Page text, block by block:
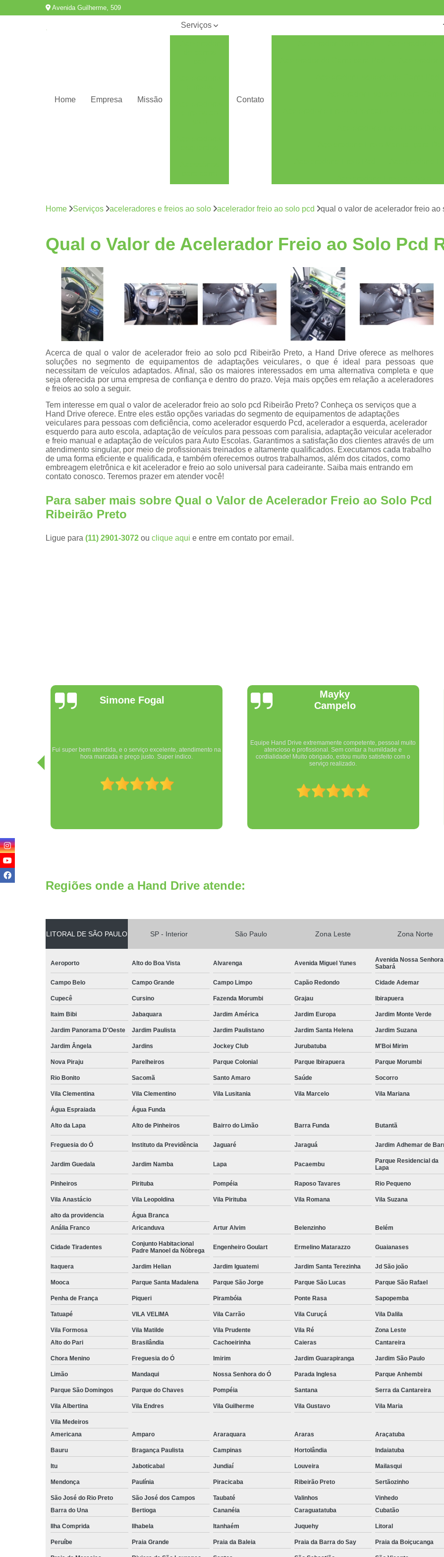
Avenida Guilherme, 509
Home Empresa Missão
Serviços
pcd
de veículos
Bancos
ré pcd
Centrais de
multimídia
Central
multimídias
Comprar kit
aceleradores
e freios
manuais
Embreagens
eletrônicas
e freios
subida de
Contato
Acelerador e Freio Manual Solo
Acelerador a Esquerda
Acelerador a
Acelerador Esquerdo para Auto Escola
Acelerador Esquerdo Pcd
Acelerador Lado Esquerdo Adaptação
Acelerador Pedal Lado
Acessórios em Automotivos Pcd
Acessórios para Automotivos
Adaptação de Veículo para Cadeirante
Adaptação de Veículos Cadeirantes
Adaptação de Veículos para Cadeirantes
Adaptação de
Adaptação de Veículos para
Adaptação de Veículos
Adaptação de Veículos para Pessoas com
Adaptação Veicular Acelerador e Freio Manual
Banco Giratório para Automóvel
Banco Giratório para Veículo
Banco
Câmera de Ré com Visor Pcd
Câmera de
Câmera de Ré Pcd
Câmera Ré com Sensor Pcd
Central de
Central de Comando
Central de Comando Eletrônico para Veículos
Central de Comando Eletrônico
Central de Multimídia
Central
Central Multimídia Android
Central
Central Multimídia de Pcd
Central
Comando com Pomo Eletrônico para o
Comando Elétrico Volante para Deficiente
Comando Elétrico Volante Pcd
Comando Volante Pcd
Comprar Kit
Comprar Kit Acelerador e Freio
Comprar Kit Acelerador e Freio
Comprar Kit Acelerador e Freio
Comprar Kit Acelerador e
Comprar Kit Acelerador e
Comprar Kit Acelerador e
Comprar Kit Acelerador e Freio Universal
Embreagem Eletrônica Adaptada
Embreagem Eletrônica Adaptada para
Embreagem Eletrônica para Cadeirante
Embreagem Eletrônica para Deficientes
Embreagem Eletrônica
Kit Acelerador e Freio ao
Kit Acelerador e Freio Manual
Kit Acelerador e Freio
Kit Acelerador e Freio Manual Adaptação Pcd
Kit Acelerador e
Kit Acelerador e Freio
Home Serviços aceleradores e freios ao solo acelerador freio ao solo pcd qual o valor de acelerador freio
Qual o Valor de Acelerador Freio ao Solo Pcd
Acerca de qual o valor de acelerador freio ao solo pcd Ribeirão Preto, a Hand Drive oferece as melhores
soluções no segmento de equipamentos de adaptações veiculares, o que é ideal para pessoas que
necessitam de veículos adaptados. Afinal, são os maiores interessados em uma alternativa completa e que
seja oferecida por uma empresa de confiança e dentro do prazo. Veja mais opções em relação a aceleradores
e freios ao solo a seguir.
Tem interesse em qual o valor de acelerador freio ao solo pcd Ribeirão Preto? Conheça os serviços que a
Hand Drive oferece. Entre eles estão opções variadas do segmento de equipamentos de adaptações
veiculares para pessoas com deficiência, como acelerador esquerdo Pcd, acelerador a esquerda, acelerador
esquerdo para auto escola, adaptação de veículos para pessoas com paralisia, adaptação veicular acelerador
e freio manual e adaptação de veículos para Auto Escolas. Garantimos a satisfação dos clientes através de um
atendimento singular, por meio de profissionais treinados e altamente qualificados. Executamos cada trabalho
de uma forma eficiente e qualificada, e também oferecemos outros trabalhamos, além dos citados, como
embreagem eletrônica e kit acelerador e freio ao solo universal para cadeirante. Saiba mais entrando em
contato conosco. Teremos prazer em atender você!
Para saber mais sobre Qual o Valor de Acelerador Freio ao Solo Pcd
Ribeirão Preto
Ligue para (11) 2901-3072 ou clique aqui e entre em contato por email.
Mayky
Campelo
atencioso e profissional. Sem contar a humildade e
cordialidade! Muito obrigado, estou muito satisfeito com o
Valmir Martins
Experiência nota 10. Comprei uma adaptação para meu carro,
veio na medida e no grau certinho. Trabalho muito bem feito,
de qualidade excelente.
Regiões onde a Hand Drive atende:
LITORAL DE SÃO PAULO SP - Interior São Paulo Zona Leste Zona Norte
Aeroporto Alto do Boa Vista Alvarenga Avenida Miguel Yunes
Avenida Nossa
Sabará
Campo Belo Campo Grande Campo Limpo Capão Redondo Cidade Ademar
Cupecê Cursino Fazenda Morumbi Grajau Ibirapuera
Itaim Bibi Jabaquara Jardim América Jardim Europa Jardim Monte Verde
Jardim Panorama D'Oeste Jardim Paulista Jardim Paulistano Jardim Santa Helena Jardim Suzana
Jardim Ângela Jardins Jockey Club Jurubatuba M'Boi Mirim
Nova Piraju Parelheiros Parque Colonial Parque Ibirapuera Parque Morumbi
Rio Bonito Sacomã Santo Amaro Saúde Socorro
Vila Clementina Vila Clementino Vila Lusitania Vila Marcelo Vila Mariana
Água Espraiada Água Funda
Alto da Lapa Alto de Pinheiros Bairro do Limão Barra Funda Butantã
Freguesia do Ó Instituto da Previdência Jaguaré Jaraguá Jardim Adhemar de
Jardim Guedala Jardim Namba Lapa Pacaembu
Parque Residencial da
Lapa
Pinheiros Pirituba Pompéia Raposo Tavares Rio Pequeno
Vila Anastácio Vila Leopoldina Vila Pirituba Vila Romana Vila Suzana
alto da providencia
Água Branca
Anália Franco
Aricanduva Artur Alvim Belenzinho Belém
Cidade Tiradentes
Conjunto Habitacional
Padre Manoel da Nóbrega
Engenheiro Goulart Ermelino Matarazzo Guaianases
Itaquera Jardim Helian Jardim Iguatemi Jardim Santa Terezinha Jd São joão
Mooca Parque Santa Madalena Parque São Jorge Parque São Lucas Parque São Rafael
Penha de França Piqueri Pirambóia Ponte Rasa Sapopemba
Tatuapé VILA VELIMA Vila Carrão Vila Curuçá Vila Dalila
Vila Formosa Vila Matilde Vila Prudente Vila Ré Zona Leste
Alto do Pari
Brasilândia Cachoeirinha Caieras Cantareira
Chora Menino Freguesia do Ó Imirim Jardim Guarapiranga Jardim São Paulo
Limão Mandaqui Nossa Senhora do Ó Parada Inglesa Parque Anhembi
Parque São Domingos Parque do Chaves Pompéia Santana Serra da Cantareira
Vila Albertina Vila Endres Vila Guilherme Vila Gustavo Vila Maria
Vila Medeiros
Americana
Amparo Araraquara Araras Araçatuba
Bauru Bragança Paulista Campinas Hortolândia Indaiatuba
Itu Jaboticabal Jundiaí Louveira Mailasqui
Mendonça Paulínia Piracicaba Ribeirão Preto Sertãozinho
São José do Rio Preto São José dos Campos Taubaté Valinhos Vinhedo
Barra do Una
Bertioga Cananéia Caraguatatuba Cubatão
Ilha Comprida Ilhabela Itanhaém Juquehy Litoral
Peruíbe Praia Grande Praia da Baleia Praia da Barra do Say Praia da Boiçucanga